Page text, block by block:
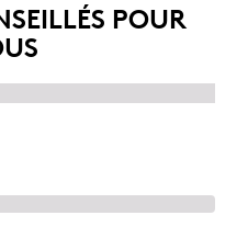
POUR